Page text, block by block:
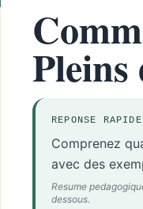
Pleins
REPONSE RAPIDE
Comprenez
avec des
Resume
dessous.